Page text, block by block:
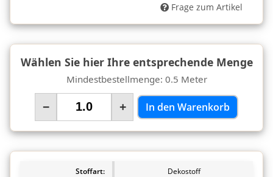
Frage zum Artikel
Wählen Sie hier Ihre entsprechende Menge
Mindestbestellmenge: 0.5 Meter
− + In den Warenkorb
Stoffart:
Dekostoff